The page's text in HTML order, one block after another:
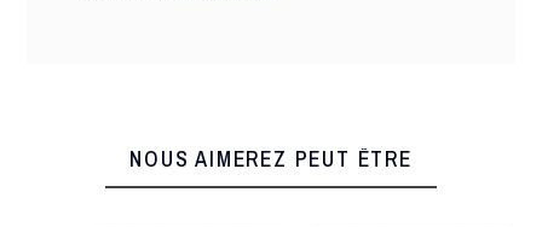
NOUS AIMEREZ PEUT ÊTRE